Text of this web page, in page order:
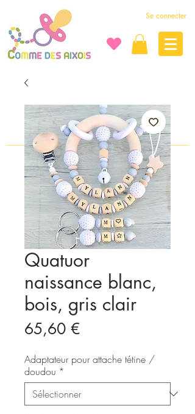
Se connecter
Quatuor
naissance blanc,
bois, gris clair
65,60 €Prix
Adaptateur pour attache tétine /
doudou *